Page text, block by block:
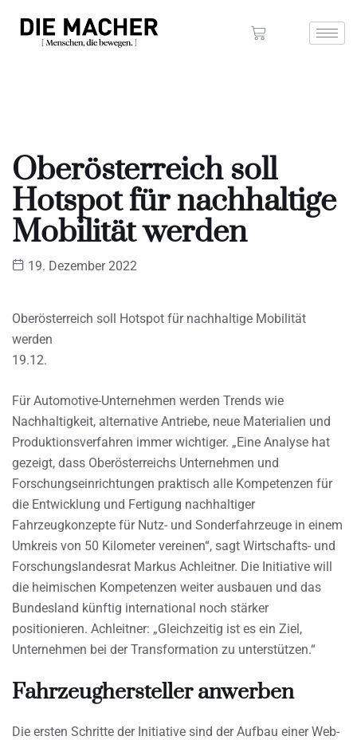
Oberösterreich soll
Hotspot für nachhaltige
Mobilität werden
19. Dezember 2022
Oberösterreich soll Hotspot für nachhaltige Mobilität
werden
19.12.
Für Automotive-Unternehmen werden Trends wie
Nachhaltigkeit, alternative Antriebe, neue Materialien und
Produktionsverfahren immer wichtiger. „Eine Analyse hat
gezeigt, dass Oberösterreichs Unternehmen und
Forschungseinrichtungen praktisch alle Kompetenzen für
die Entwicklung und Fertigung nachhaltiger
Fahrzeugkonzepte für Nutz- und Sonderfahrzeuge in einem
Umkreis von 50 Kilometer vereinen“, sagt Wirtschafts- und
Forschungslandesrat Markus Achleitner. Die Initiative will
die heimischen Kompetenzen weiter ausbauen und das
Bundesland künftig international noch stärker
positionieren. Achleitner: „Gleichzeitig ist es ein Ziel,
Unternehmen bei der Transformation zu unterstützen.“
Fahrzeughersteller anwerben
Die ersten Schritte der Initiative sind der Aufbau einer Web-